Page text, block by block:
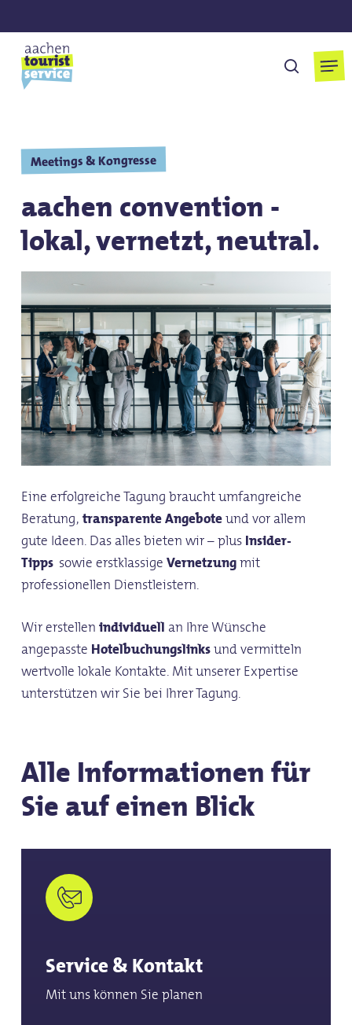
to
main
content
suchen
Meetings & Kongresse
aachen convention -
lokal, vernetzt, neutral.
Eine erfolgreiche Tagung braucht umfangreiche
Beratung,transparente Angeboteund vor allem
gute Ideen. Das alles bieten wir – plusInsider-
Tippssowie erstklassigeVernetzungmit
professionellen Dienstleistern.
Wir erstellenindividuell an Ihre Wünsche
angepasste Hotelbuchungslinksund vermitteln
wertvolle lokale Kontakte. Mit unserer Expertise
unterstützen wir Sie bei Ihrer Tagung.
Alle Informationen für
Sie auf einen Blick
Service & Kontakt
Mit uns können Sie planen